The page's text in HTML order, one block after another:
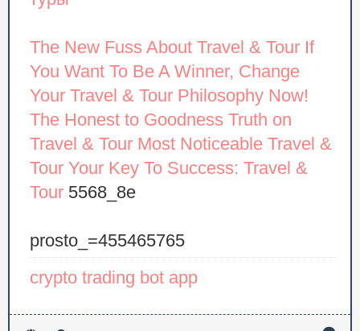
The New Fuss About Travel & Tour If
You Want To Be A Winner, Change
Your Travel & Tour Philosophy Now!
The Honest to Goodness Truth on
Travel & Tour Most Noticeable Travel &
Tour Your Key To Success: Travel &
Tour 5568_8e
prosto_=455465765
crypto trading bot app